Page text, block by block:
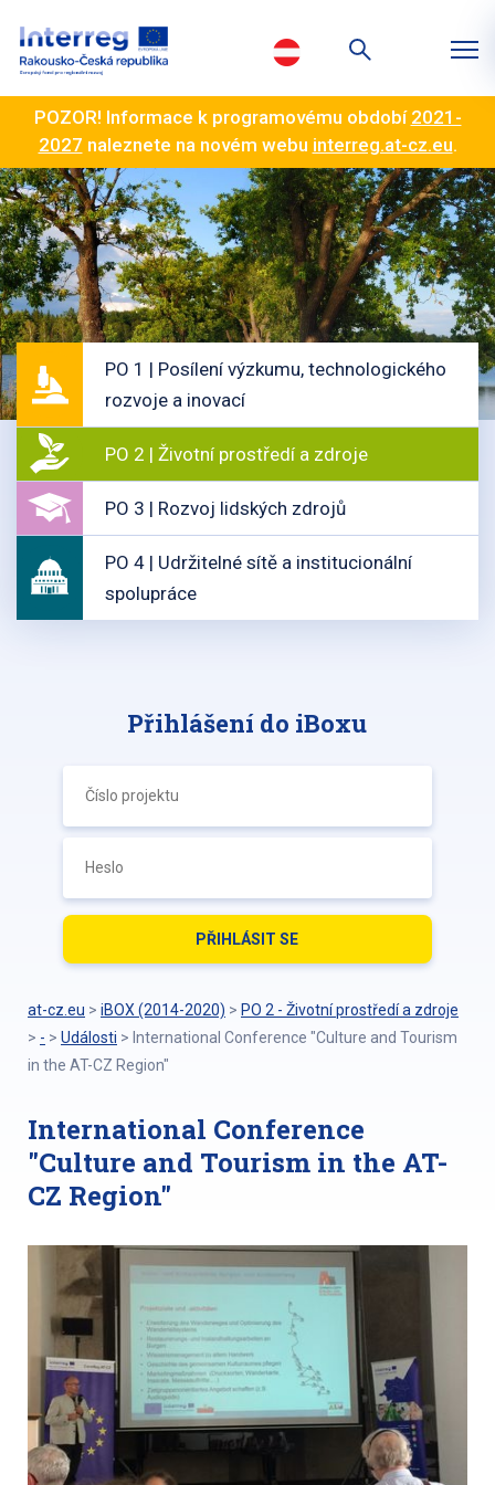
POZOR! Informace k programovému období 2021-
2027 naleznete na novém webu interreg.at-cz.eu.
PO 1 | Posílení výzkumu, technologického
rozvoje a inovací
PO 2 | Životní prostředí a zdroje
PO 3 | Rozvoj lidských zdrojů
PO 4 | Udržitelné sítě a institucionální
spolupráce
Přihlášení do iBoxu
at-cz.eu > iBOX (2014-2020) > PO 2 - Životní prostředí a zdroje
> - > Události > International Conference "Culture and Tourism
in the AT-CZ Region"
International Conference
"Culture and Tourism in the AT-
CZ Region"